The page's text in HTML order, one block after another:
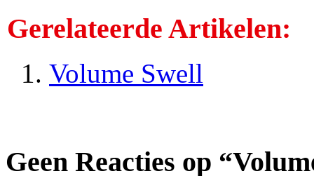
Gerelateerde Artikelen:
Volume Swell
Geen Reacties op